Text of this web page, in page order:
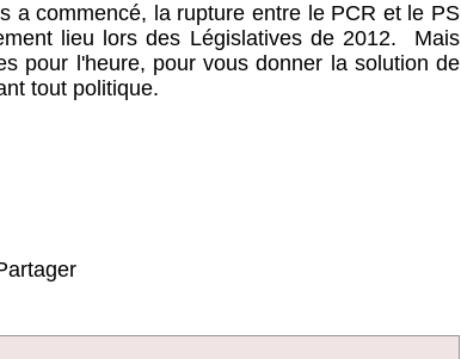
a commencé, la rupture entre le PCR et le PS
lieu lors des Législatives de 2012. Mais
pour l'heure, pour vous donner la solution de
tout politique.